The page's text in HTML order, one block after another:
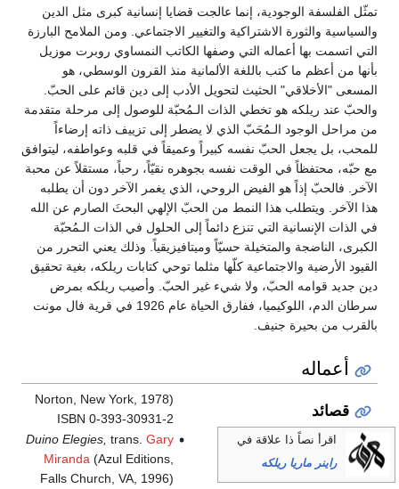
تمثّل الفلسفة الوجودية، إنما عالجت قضايا إنسانية كبرى مثل الدين
والسياسية والثورة الاشتراكية والتغيير الاجتماعي. ومن الملامح البارزة
التي اتسمت بها أعماله التي وصفها الكاتب النمساوي روبرت موزيل
بأنها من أعظم ما كتب باللغة الألمانية منذ القرون الوسطي، هو
المسعى "الأخلاقي" الحثيث لتحويل الأدب إلى دين قائم على الحبّ.
والحبّ عند ريلكه هو تخطي الذات الـمُحبّة للوصول إلى مرحلة متقدمة
من مراحل الوجود الـمُحَبّ الذي لا يضطر إلى تزييف ذاته إرضاءاً
للمحب، بل يجعل الحبّ نفسه كبيراً وعميقاً في قلبه وعواطفه، ليتوافق
مع حبّه، محتفظاً في الوقت نفسه بجوهره نقيّاً، رحباً، مستقلاً عن محبة
الآخر. فالحبّ إذاً هو الفيض الروحي، الذي يغمر الآخر دون أن يطلبه
هذا الآخر. ويتطلب هذا النمط من الحبّ الإلهي البحثَ الصارم عن الله
في الذات الإنسانية التي تنزع دائماً إلى الحلول في الذات الـمُحبّة
الكبرى، الناضجة والمتخيلة حسيّاً وميتافيزيقياً. وذلك يعني التحرر من
القيود الأرضية والاجتماعية كلّها مثلما توحي كتابات ريلكه، بغية تحقيق
دين جديد قوامه الحبّ، ولا شيء غير الحبّ. وأصيب ريلكه بمرض
سرطان الدم، اللوكيميا، ففارق الحياة عام 1926 في قرية فال مونت
بالقرب من بحيرة جنيف.
أعماله
قصائد
اقرأ نصاً ذا علاقة في
راينر ماريا ريلكه
Norton, New York, 1978)
ISBN 0-393-30931-2
Duino Elegies, trans. Gary
Miranda (Azul Editions,
Falls Church, VA, 1996)